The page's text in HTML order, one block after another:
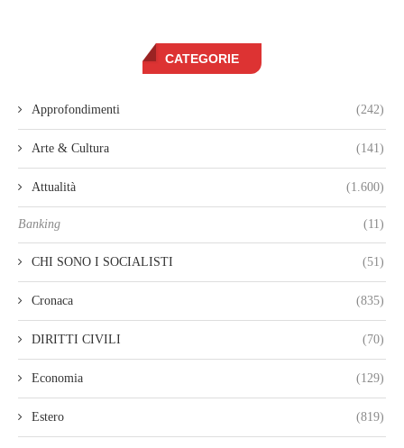
CATEGORIE
Approfondimenti (242)
Arte & Cultura (141)
Attualità (1.600)
Banking (11)
CHI SONO I SOCIALISTI (51)
Cronaca (835)
DIRITTI CIVILI (70)
Economia (129)
Estero (819)